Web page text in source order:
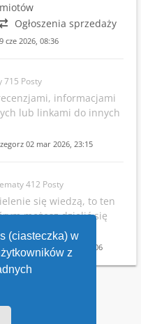
(ciasteczka) w
z
Ogłoszenia sprzedaży
cze 2026, 08:36
715 Posty
informacjami
lub linkami do innych
02 mar 2026, 23:15
412 Posty
się wiedzą, to ten
możesz dzielić się
Grzegorz 19 maja 2026, 22:06